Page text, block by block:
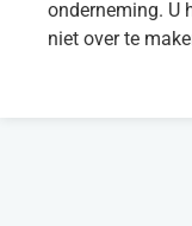
onderneming. U
niet over te